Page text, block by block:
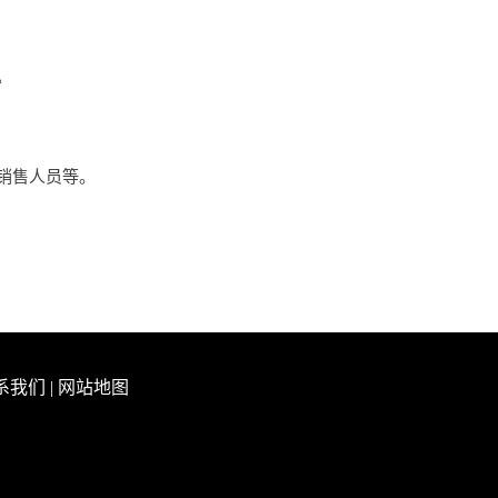
人员等。
我们 | 网站地图